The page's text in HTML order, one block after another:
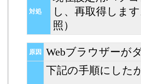
対処
し、再取得しま
照）
原因 Webブラウザーが
下記の手順にした